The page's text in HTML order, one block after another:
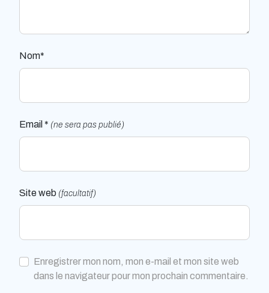
Nom*
Email * (ne sera pas publié)
Site web (facultatif)
Enregistrer mon nom, mon e-mail et mon site web
dans le navigateur pour mon prochain commentaire.